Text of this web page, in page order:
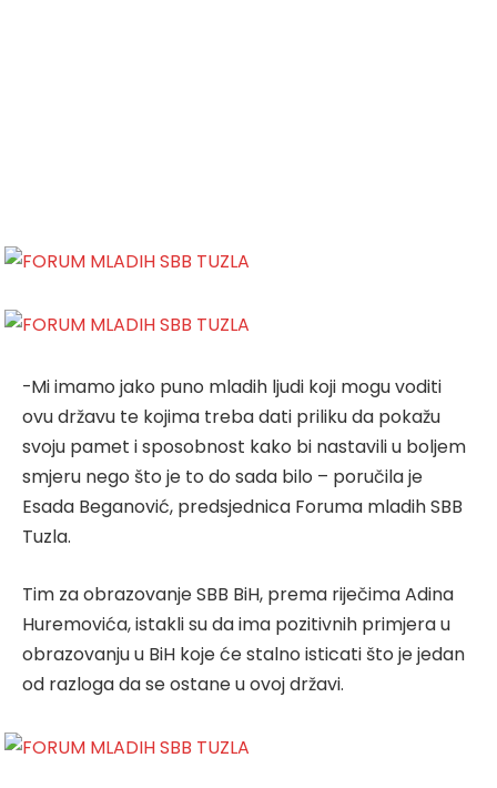
-Mi imamo jako puno mladih ljudi koji mogu voditi
ovu državu te kojima treba dati priliku da pokažu
svoju pamet i sposobnost kako bi nastavili u boljem
smjeru nego što je to do sada bilo – poručila je
Esada Beganović, predsjednica Foruma mladih SBB
Tuzla.
Tim za obrazovanje SBB BiH, prema riječima Adina
Huremovića, istakli su da ima pozitivnih primjera u
obrazovanju u BiH koje će stalno isticati što je jedan
od razloga da se ostane u ovoj državi.